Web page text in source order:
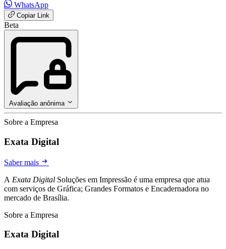
WhatsApp
Copiar Link
Beta
Avaliação anônima
Sobre a Empresa
Exata Digital
Saber mais
A Exata Digital Soluções em Impressão é uma empresa que atua
com serviços de Gráfica; Grandes Formatos e Encadernadora no
mercado de Brasília.
Sobre a Empresa
Exata Digital